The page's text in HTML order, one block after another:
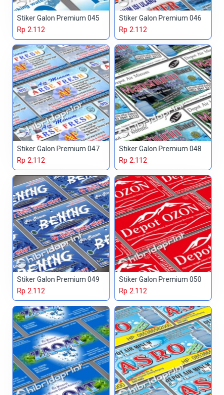
Stiker Galon Premium 045
Rp 2.112
Stiker Galon Premium 046
Rp 2.112
Stiker Galon Premium 047
Rp 2.112
Stiker Galon Premium 048
Rp 2.112
Stiker Galon Premium 049
Rp 2.112
Stiker Galon Premium 050
Rp 2.112